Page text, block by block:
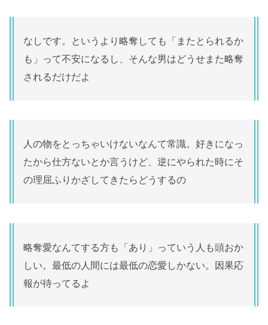
なしです。というより略奪しても「またとられるか
も」って不安になるし、そんな男はどうせまた略奪
されるだけだよ
人の物をとっちゃいけないなんて常識。好きになっ
たから仕方ないとか言うけど、逆にやられた時にそ
の理屈ふりかざしてきたらどうするの
略奪愛なんてする方も「あり」っていう人も頭おか
しい。最低の人間には最低の恋愛しかない。因果応
報が待ってるよ